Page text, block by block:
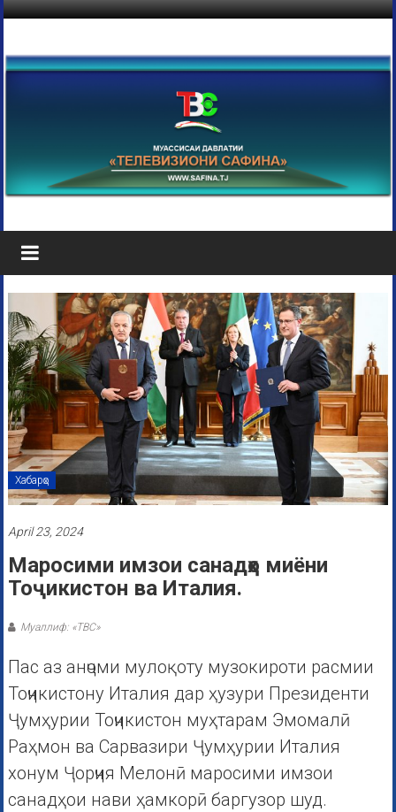
Хабарҳо
April 23, 2024
Маросими имзои санадҳо миёни
Тоҷикистон ва Италия.
Муаллиф: «ТВС»
Пас аз анҷоми мулоқоту музокироти расмии
Тоҷикистону Италия дар ҳузури Президенти
Ҷумҳурии Тоҷикистон муҳтарам Эмомалӣ
Раҳмон ва Сарвазири Ҷумҳурии Италия
хонум Ҷорҷия Мелонӣ маросими имзои
санадҳои нави ҳамкорӣ баргузор шуд.